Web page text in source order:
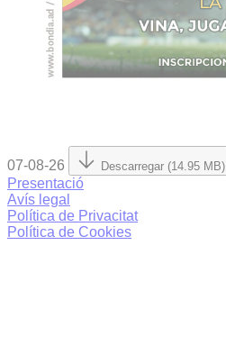
07-08-26 Descarregar (14.95 MB)
Presentació
Avís legal
Política de Privacitat
Política de Cookies